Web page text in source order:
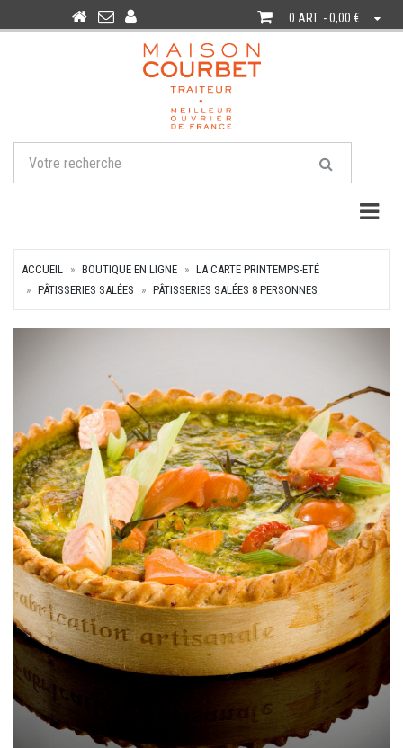
0 ART. - 0,00 €
ACCUEIL BOUTIQUE EN LIGNE
LA CARTE PRINTEMPS-ETÉ
PÂTISSERIES SALÉES
PÂTISSERIES SALÉES 8 PERSONNES